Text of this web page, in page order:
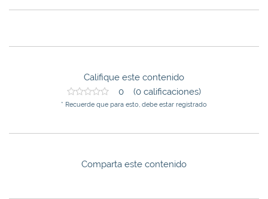
Califique este contenido
0 (0 calificaciones)
* Recuerde que para esto, debe estar registrado
Comparta este contenido